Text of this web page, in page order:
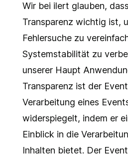
Wir bei ilert glauben,
Transparenz wichtig ist,
Fehlersuche zu
Systemstabilität zu
unserer Haupt
Transparenz ist der
Verarbeitung eines
widerspiegelt, indem er
Einblick in die
Inhalten bietet. Der